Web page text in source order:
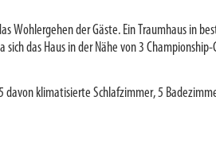
Wohlergehen der Gäste.Ein Traumhaus in
sich das Haus in der Nähe von 3
davon klimatisierte Schlafzimmer, 5